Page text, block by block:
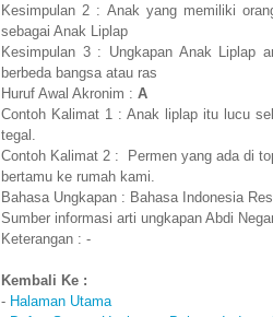
Kesimpulan 2 : Anak yang memiliki
sebagai Anak Liplap
Kesimpulan 3 : Ungkapan Anak Liplap
berbeda bangsa atau ras
Huruf Awal Akronim : A
Contoh Kalimat 1 : Anak liplap itu lucu
tegal.
Contoh Kalimat 2 : Permen yang ada di
bertamu ke rumah kami.
Bahasa Ungkapan : Bahasa Indonesia
Sumber informasi arti ungkapan Abdi
Keterangan : -
Kembali Ke :
- Halaman Utama